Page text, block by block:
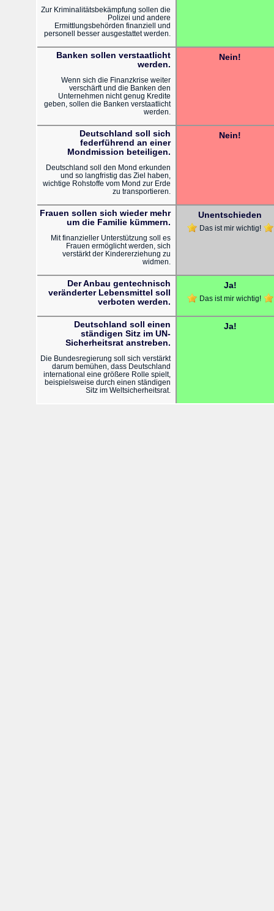
Zur Kriminalitätsbekämpfung sollen die
Polizei und andere
Ermittlungsbehörden finanziell und
personell besser ausgestattet werden.
Banken sollen verstaatlicht
werden.
Wenn sich die Finanzkrise weiter
verschärft und die Banken den
Unternehmen nicht genug Kredite
geben, sollen die Banken verstaatlicht
werden.
Nein!
Deutschland soll sich
federführend an einer
Mondmission beteiligen.
Deutschland soll den Mond erkunden
und so langfristig das Ziel haben,
wichtige Rohstoffe vom Mond zur Erde
zu transportieren.
Nein!
Frauen sollen sich wieder mehr
um die Familie kümmern.
Mit finanzieller Unterstützung soll es
Frauen ermöglicht werden, sich
verstärkt der Kindererziehung zu
widmen.
Unentschieden
Das ist mir wichtig!
Der Anbau gentechnisch
veränderter Lebensmittel soll
verboten werden.
Ja!
Das ist mir wichtig!
Deutschland soll einen
ständigen Sitz im UN-
Sicherheitsrat anstreben.
Die Bundesregierung soll sich verstärkt
darum bemühen, dass Deutschland
international eine größere Rolle spielt,
beispielsweise durch einen ständigen
Sitz im Weltsicherheitsrat.
Ja!